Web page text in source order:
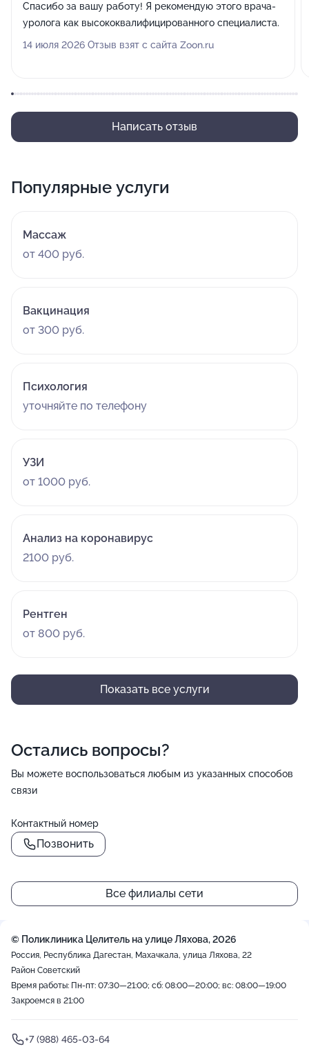
Спасибо за вашу работу! Я рекомендую этого врача-
уролога как высококвалифицированного специалиста.
14 июля 2026 Отзыв взят с сайта Zoon.ru
Написать отзыв
Популярные услуги
Массаж
от 400 руб.
Вакцинация
от 300 руб.
Психология
уточняйте по телефону
УЗИ
от 1000 руб.
Анализ на коронавирус
2100 руб.
Рентген
от 800 руб.
Показать все услуги
Остались вопросы?
Вы можете воспользоваться любым из указанных способов
связи
Контактный номер
Позвонить
Все филиалы сети
© Поликлиника Целитель на улице Ляхова, 2026
Россия, Республика Дагестан, Махачкала, улица Ляхова, 22
Район Советский
Время работы: Пн-пт: 07:30—21:00; сб: 08:00—20:00; вс: 08:00—19:00
Закроемся в 21:00
+7 (988) 465-03-64